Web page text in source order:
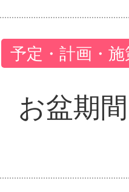
予定・計画・
お盆期